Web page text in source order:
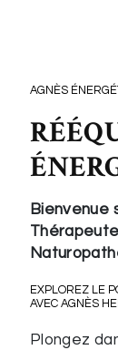
AGNÈS
Bienvenue
EXPLOREZ LE
AVEC AGNÈS
Plongez